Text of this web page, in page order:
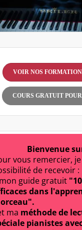
VOIR NOS
COURS GRATUIT